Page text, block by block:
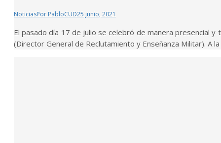
NoticiasPor PabloCUD25 junio, 2021
El pasado día 17 de julio se celebró de manera presencial
(Director General de Reclutamiento y Enseñanza Militar). A